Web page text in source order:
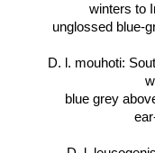
winters to
unglossed blue-
D. l. mouhoti:
blue grey